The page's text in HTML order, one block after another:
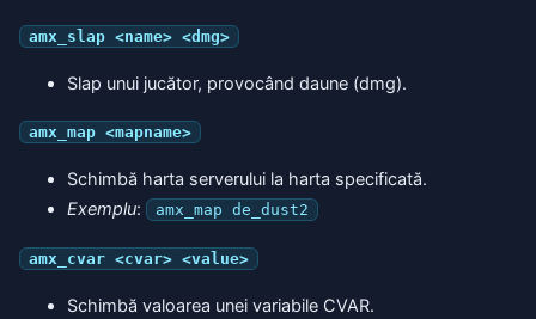
amx_slap <name> <dmg>
Slap unui jucător, provocând daune (dmg).
amx_map <mapname>
Schimbă harta serverului la harta specificată.
Exemplu: amx_map de_dust2
amx_cvar <cvar> <value>
Schimbă valoarea unei variabile CVAR.